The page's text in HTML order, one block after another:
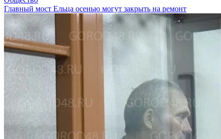
Главный мост Ельца осенью могут закрыть на ремонт